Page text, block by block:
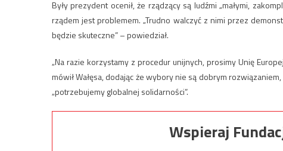
Były prezydent ocenił, że rządzący są ludźmi „małymi,
rządem jest problemem. „Trudno walczyć z nimi przez
będzie skuteczne” – powiedział.
„Na razie korzystamy z procedur unijnych, prosimy Unię
mówił Wałęsa, dodając że wybory nie są dobrym
„potrzebujemy globalnej solidarności”.
Wspieraj